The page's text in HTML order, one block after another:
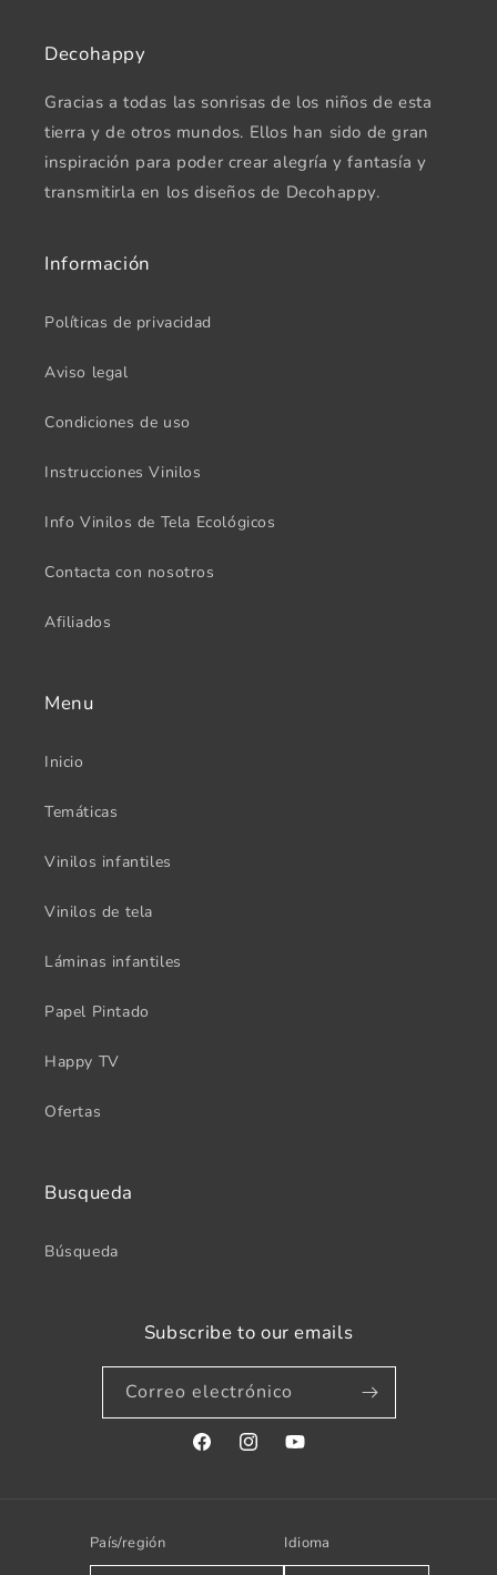
Decohappy
Gracias a todas las sonrisas de los niños de esta
tierra y de otros mundos. Ellos han sido de gran
inspiración para poder crear alegría y fantasía y
transmitirla en los diseños de Decohappy.
Información
Políticas de privacidad
Aviso legal
Condiciones de uso
Instrucciones Vinilos
Info Vinilos de Tela Ecológicos
Contacta con nosotros
Afiliados
Menu
Inicio
Temáticas
Vinilos infantiles
Vinilos de tela
Láminas infantiles
Papel Pintado
Happy TV
Ofertas
Busqueda
Búsqueda
Subscribe to our emails
Correo electrónico
FacebookInstagramYouTube
País/región Idioma